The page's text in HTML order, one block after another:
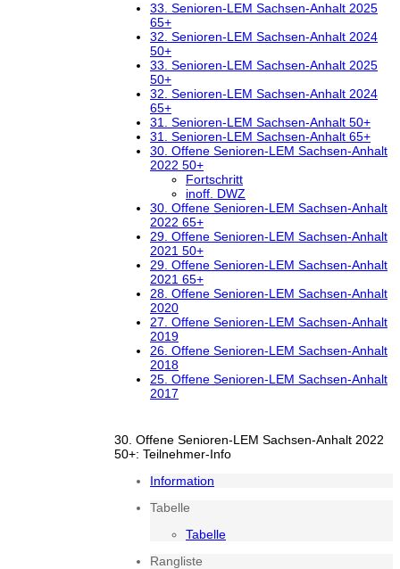
33. Senioren-LEM Sachsen-Anhalt 2025
65+
32. Senioren-LEM Sachsen-Anhalt 2024
50+
33. Senioren-LEM Sachsen-Anhalt 2025
50+
32. Senioren-LEM Sachsen-Anhalt 2024
65+
31. Senioren-LEM Sachsen-Anhalt 50+
31. Senioren-LEM Sachsen-Anhalt 65+
30. Offene Senioren-LEM Sachsen-Anhalt
2022 50+
Fortschritt
inoff. DWZ
30. Offene Senioren-LEM Sachsen-Anhalt
2022 65+
29. Offene Senioren-LEM Sachsen-Anhalt
2021 50+
29. Offene Senioren-LEM Sachsen-Anhalt
2021 65+
28. Offene Senioren-LEM Sachsen-Anhalt
2020
27. Offene Senioren-LEM Sachsen-Anhalt
2019
26. Offene Senioren-LEM Sachsen-Anhalt
2018
25. Offene Senioren-LEM Sachsen-Anhalt
2017
30. Offene Senioren-LEM Sachsen-Anhalt 2022
50+: Teilnehmer-Info
Information
Tabelle
Tabelle
Rangliste